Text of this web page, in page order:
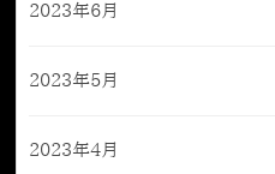
2023年6月
2023年5月
2023年4月